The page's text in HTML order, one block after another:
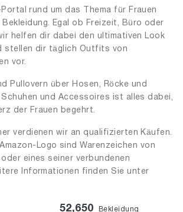
rund um das Thema für Frauen
Bekleidung. Egal ob Freizeit, Büro oder
helfen dir dabei den ultimativen Look
stellen dir täglich Outfits von
vor.
Pullovern über Hosen, Röcke und
und Accessoires ist alles dabei,
der Frauen begehrt.
verdienen wir an qualifizierten Käufen.
Logo sind Warenzeichen von
oder eines seiner verbundenen
Informationen finden Sie unter
52,650 Bekleidung